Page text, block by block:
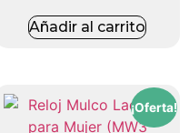
Añadir al carrito
¡Oferta!